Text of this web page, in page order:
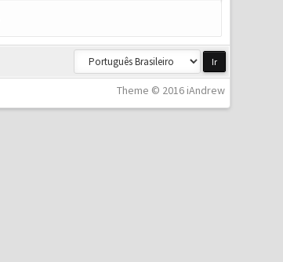
Theme © 2016 iAndrew